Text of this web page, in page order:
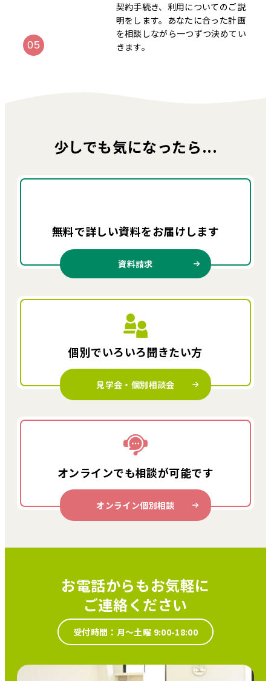
契約手続き、利用についてのご説
明をします。あなたに合った計画
を相談しながら一つずつ決めてい
きます。
少しでも気になったら...
無料で詳しい資料をお届けします
資料請求
個別でいろいろ聞きたい方
見学会・個別相談会
オンラインでも相談が可能です
オンライン個別相談
お電話からもお気軽に
ご連絡ください
受付時間：月～土曜 9:00-18:00